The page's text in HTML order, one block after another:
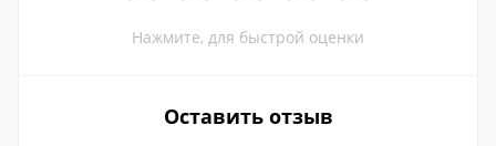
Нажмите, для быстрой оценки
Оставить отзыв